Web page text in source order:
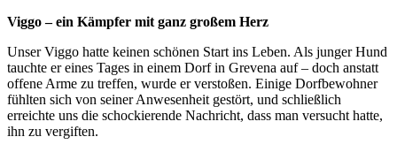
Viggo – ein Kämpfer mit ganz großem Herz
Unser Viggo hatte keinen schönen Start ins Leben. Als junger Hund
tauchte er eines Tages in einem Dorf in Grevena auf – doch anstatt
offene Arme zu treffen, wurde er verstoßen. Einige Dorfbewohner
fühlten sich von seiner Anwesenheit gestört, und schließlich
erreichte uns die schockierende Nachricht, dass man versucht hatte,
ihn zu vergiften.